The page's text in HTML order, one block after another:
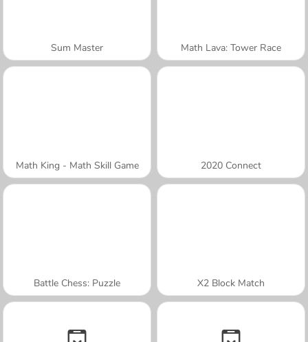
Sum Master Math Lava: Tower Race
Math King - Math Skill Game 2020 Connect
Battle Chess: Puzzle X2 Block Match